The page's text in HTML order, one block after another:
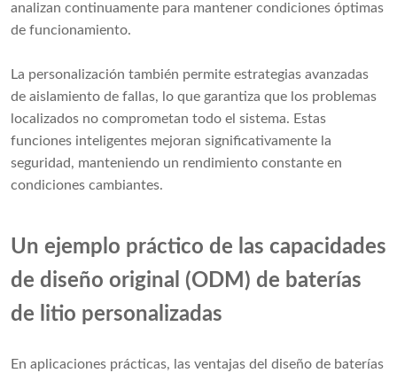
analizan continuamente para mantener condiciones óptimas
de funcionamiento.
La personalización también permite estrategias avanzadas
de aislamiento de fallas, lo que garantiza que los problemas
localizados no comprometan todo el sistema. Estas
funciones inteligentes mejoran significativamente la
seguridad, manteniendo un rendimiento constante en
condiciones cambiantes.
Un ejemplo práctico de las capacidades
de diseño original (ODM) de baterías
de litio personalizadas
En aplicaciones prácticas, las ventajas del diseño de baterías